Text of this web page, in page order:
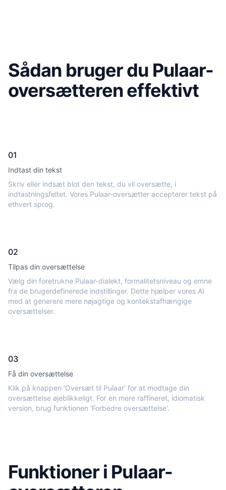
Sådan bruger du Pulaar-
oversætteren effektivt
01
Indtast din tekst
Skriv eller indsæt blot den tekst, du vil oversætte, i
indtastningsfeltet. Vores Pulaar-oversætter accepterer tekst på
ethvert sprog.
02
Tilpas din oversættelse
Vælg din foretrukne Pulaar-dialekt, formalitetsniveau og emne
fra de brugerdefinerede indstillinger. Dette hjælper vores AI
med at generere mere nøjagtige og kontekstafhængige
oversættelser.
03
Få din oversættelse
Klik på knappen 'Oversæt til Pulaar' for at modtage din
oversættelse øjeblikkeligt. For en mere raffineret, idiomatisk
version, brug funktionen 'Forbedre oversættelse'.
Funktioner i Pulaar-